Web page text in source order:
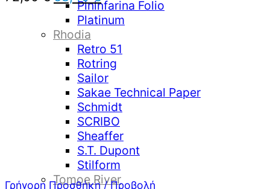
Pininfarina Folio
Platinum
Rhodia
Retro 51
Rotring
Sailor
Sakae Technical Paper
Schmidt
SCRIBO
Sheaffer
S.T. Dupont
Stilform
Tomoe River
price
was:
72,00 €.
τρέχουσα
τιμή
68,40 €.
Γρήγορη Προσθήκη / Προβολή